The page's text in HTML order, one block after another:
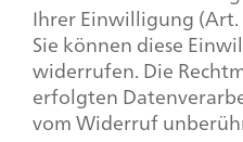
Ihrer Einwilligung (Art.
Sie können diese
widerrufen. Die
erfolgten
vom Widerruf